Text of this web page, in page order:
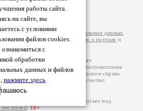
работы сайта.
на сайте, вы
с условиями
файлов cookies.
с
обработки
данных и файлов
нажмите здесь.
странице. Ответственность за
несут самостоятельно на
изаконодательства
Политики обработки персональных данных
более подробнуюинформацию о портале и
Проза.ру – порядка 100 тысяч
сумме просматривают более полумиллиона
посещаемости, который расположен справа
указано по две цифры: количество
2000-2026. Портал работает под
.18+